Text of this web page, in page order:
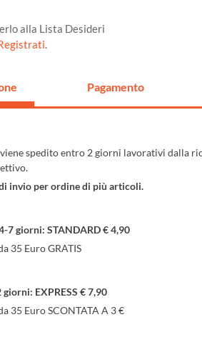
alla Lista Desideri
.
Pagamento
spedito entro 2 giorni lavorativi dalla
invio per ordine di più articoli.
7 giorni: STANDARD € 4,90
35 Euro GRATIS
giorni: EXPRESS € 7,90
35 Euro SCONTATA A 3 €